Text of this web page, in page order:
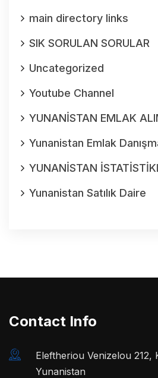
main directory links
SIK SORULAN SORULAR
Uncategorized
Youtube Channel
YUNANİSTAN EMLAK
Yunanistan Emlak
YUNANİSTAN
Yunanistan Satılık Daire
Contact Info
Eleftheriou Venizelou 212,
Yunanistan